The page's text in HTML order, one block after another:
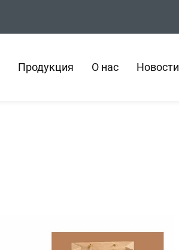
Продукция О нас Новости